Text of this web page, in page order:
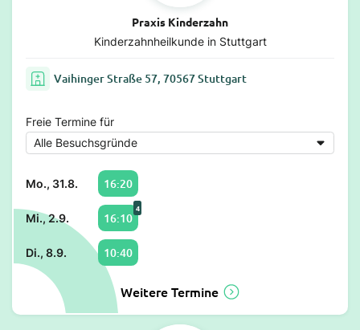
Praxis Kinderzahn
Kinderzahnheilkunde in Stuttgart
Vaihinger Straße 57, 70567 Stuttgart
Freie Termine für
Mo., 31.8. 16:20
Mi., 2.9. 16:10
4
Di., 8.9. 10:40
Weitere Termine